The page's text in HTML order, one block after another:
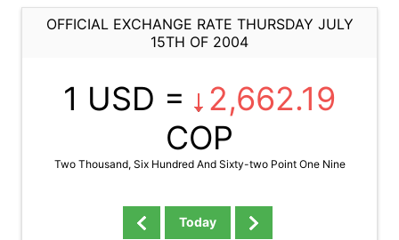
OFFICIAL EXCHANGE RATE THURSDAY JULY
15TH OF 2004
1 USD =
2,662.19
COP
Two Thousand, Six Hundred And Sixty-two Point One Nine
Today